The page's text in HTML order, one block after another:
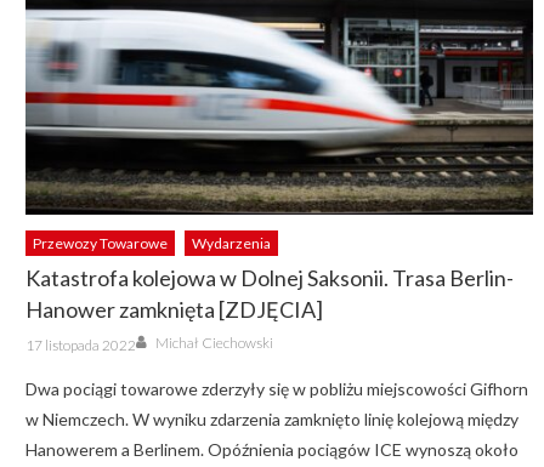
Przewozy Towarowe Wydarzenia
Katastrofa kolejowa w Dolnej Saksonii. Trasa Berlin-
Hanower zamknięta [ZDJĘCIA]
Posted
on
17 listopada 2022 Author
Michał Ciechowski
Dwa pociągi towarowe zderzyły się w pobliżu miejscowości Gifhorn
w Niemczech. W wyniku zdarzenia zamknięto linię kolejową między
Hanowerem a Berlinem. Opóźnienia pociągów ICE wynoszą około